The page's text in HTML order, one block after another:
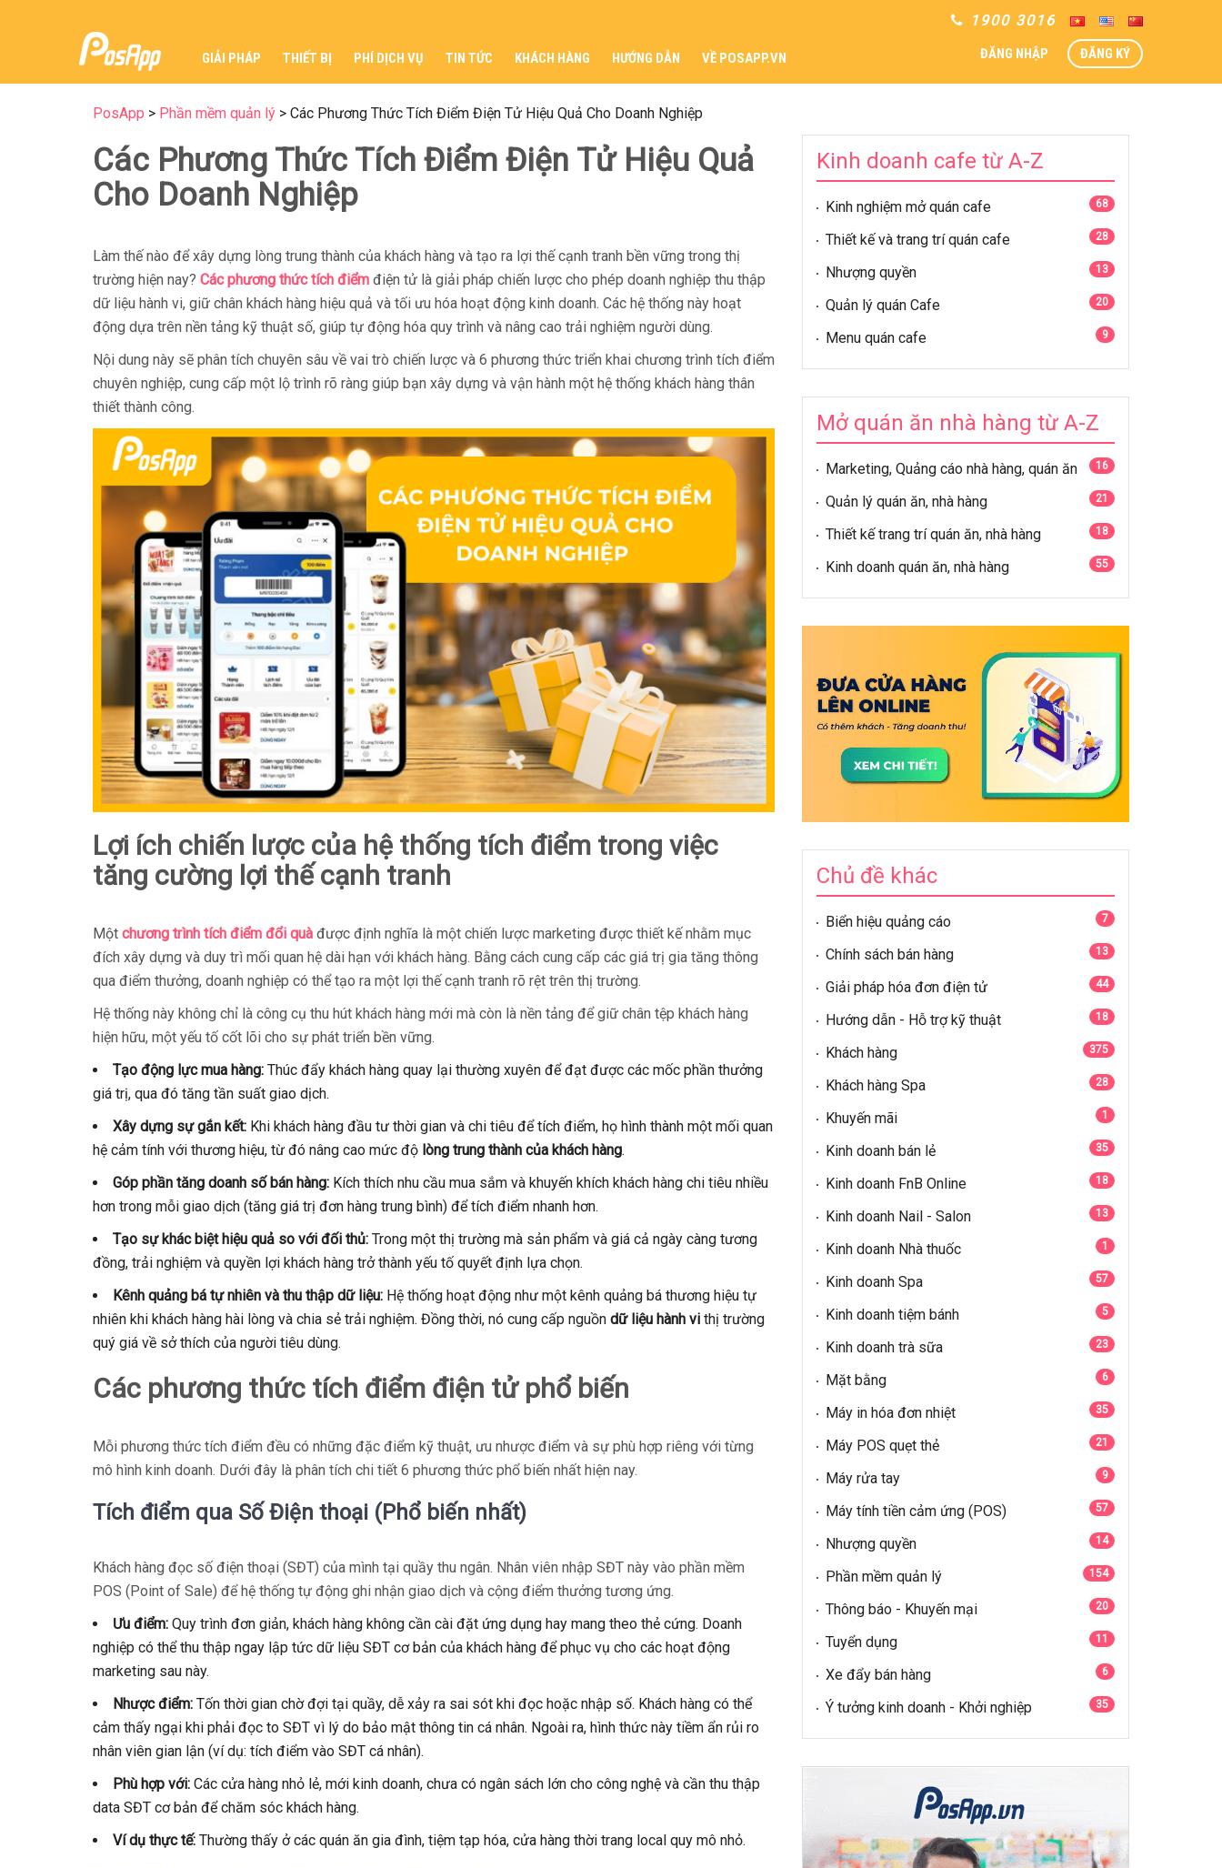
1900 3016
GIẢI PHÁP THIẾT BỊ PHÍ DỊCH VỤ TIN TỨC KHÁCH HÀNG HƯỚNG DẪN VỀ POSAPP.VN ĐĂNG NHẬP ĐĂNG KÝ
PosApp > Phần mềm quản lý > Các Phương Thức Tích Điểm Điện Tử Hiệu Quả Cho Doanh Nghiệp
Các Phương Thức Tích Điểm Điện Tử Hiệu Quả
Cho Doanh Nghiệp
Làm thế nào để xây dựng lòng trung thành của khách hàng và tạo ra lợi thế cạnh tranh bền vững trong thị
trường hiện nay? Các phương thức tích điểm điện tử là giải pháp chiến lược cho phép doanh nghiệp thu thập
dữ liệu hành vi, giữ chân khách hàng hiệu quả và tối ưu hóa hoạt động kinh doanh. Các hệ thống này hoạt
động dựa trên nền tảng kỹ thuật số, giúp tự động hóa quy trình và nâng cao trải nghiệm người dùng.
Nội dung này sẽ phân tích chuyên sâu về vai trò chiến lược và 6 phương thức triển khai chương trình tích điểm
chuyên nghiệp, cung cấp một lộ trình rõ ràng giúp bạn xây dựng và vận hành một hệ thống khách hàng thân
thiết thành công.
Lợi ích chiến lược của hệ thống tích điểm trong việc
tăng cường lợi thế cạnh tranh
Một chương trình tích điểm đổi quà được định nghĩa là một chiến lược marketing được thiết kế nhằm mục
đích xây dựng và duy trì mối quan hệ dài hạn với khách hàng. Bằng cách cung cấp các giá trị gia tăng thông
qua điểm thưởng, doanh nghiệp có thể tạo ra một lợi thế cạnh tranh rõ rệt trên thị trường.
Hệ thống này không chỉ là công cụ thu hút khách hàng mới mà còn là nền tảng để giữ chân tệp khách hàng
hiện hữu, một yếu tố cốt lõi cho sự phát triển bền vững.
Tạo động lực mua hàng: Thúc đẩy khách hàng quay lại thường xuyên để đạt được các mốc phần thưởng
giá trị, qua đó tăng tần suất giao dịch.
Xây dựng sự gắn kết: Khi khách hàng đầu tư thời gian và chi tiêu để tích điểm, họ hình thành một mối quan
hệ cảm tính với thương hiệu, từ đó nâng cao mức độ lòng trung thành của khách hàng.
Góp phần tăng doanh số bán hàng: Kích thích nhu cầu mua sắm và khuyến khích khách hàng chi tiêu nhiều
hơn trong mỗi giao dịch (tăng giá trị đơn hàng trung bình) để tích điểm nhanh hơn.
Tạo sự khác biệt hiệu quả so với đối thủ: Trong một thị trường mà sản phẩm và giá cả ngày càng tương
đồng, trải nghiệm và quyền lợi khách hàng trở thành yếu tố quyết định lựa chọn.
Kênh quảng bá tự nhiên và thu thập dữ liệu: Hệ thống hoạt động như một kênh quảng bá thương hiệu tự
nhiên khi khách hàng hài lòng và chia sẻ trải nghiệm. Đồng thời, nó cung cấp nguồn dữ liệu hành vi thị trường
quý giá về sở thích của người tiêu dùng.
Các phương thức tích điểm điện tử phổ biến
Mỗi phương thức tích điểm đều có những đặc điểm kỹ thuật, ưu nhược điểm và sự phù hợp riêng với từng
mô hình kinh doanh. Dưới đây là phân tích chi tiết 6 phương thức phổ biến nhất hiện nay.
Tích điểm qua Số Điện thoại (Phổ biến nhất)
Khách hàng đọc số điện thoại (SĐT) của mình tại quầy thu ngân. Nhân viên nhập SĐT này vào phần mềm
POS (Point of Sale) để hệ thống tự động ghi nhận giao dịch và cộng điểm thưởng tương ứng.
Ưu điểm: Quy trình đơn giản, khách hàng không cần cài đặt ứng dụng hay mang theo thẻ cứng. Doanh
nghiệp có thể thu thập ngay lập tức dữ liệu SĐT cơ bản của khách hàng để phục vụ cho các hoạt động
marketing sau này.
Nhược điểm: Tốn thời gian chờ đợi tại quầy, dễ xảy ra sai sót khi đọc hoặc nhập số. Khách hàng có thể
cảm thấy ngại khi phải đọc to SĐT vì lý do bảo mật thông tin cá nhân. Ngoài ra, hình thức này tiềm ẩn rủi ro
nhân viên gian lận (ví dụ: tích điểm vào SĐT cá nhân).
Phù hợp với: Các cửa hàng nhỏ lẻ, mới kinh doanh, chưa có ngân sách lớn cho công nghệ và cần thu thập
data SĐT cơ bản để chăm sóc khách hàng.
Ví dụ thực tế: Thường thấy ở các quán ăn gia đình, tiệm tạp hóa, cửa hàng thời trang local quy mô nhỏ.
Kinh doanh cafe từ A-Z
Kinh nghiệm mở quán cafe 68
Thiết kế và trang trí quán cafe 28
Nhượng quyền 13
Quản lý quán Cafe 20
Menu quán cafe 9
Mở quán ăn nhà hàng từ A-Z
Marketing, Quảng cáo nhà hàng, quán ăn 16
Quản lý quán ăn, nhà hàng 21
Thiết kế trang trí quán ăn, nhà hàng 18
Kinh doanh quán ăn, nhà hàng 55
Chủ đề khác
Biển hiệu quảng cáo 7
Chính sách bán hàng 13
Giải pháp hóa đơn điện tử 44
Hướng dẫn - Hỗ trợ kỹ thuật 18
Khách hàng 375
Khách hàng Spa 28
Khuyến mãi 1
Kinh doanh bán lẻ 35
Kinh doanh FnB Online 18
Kinh doanh Nail - Salon 13
Kinh doanh Nhà thuốc 1
Kinh doanh Spa 57
Kinh doanh tiệm bánh 5
Kinh doanh trà sữa 23
Mặt bằng 6
Máy in hóa đơn nhiệt 35
Máy POS quẹt thẻ 21
Máy rửa tay 9
Máy tính tiền cảm ứng (POS) 57
Nhượng quyền 14
Phần mềm quản lý 154
Thông báo - Khuyến mại 20
Tuyển dụng 11
Xe đẩy bán hàng 6
Ý tưởng kinh doanh - Khởi nghiệp 35